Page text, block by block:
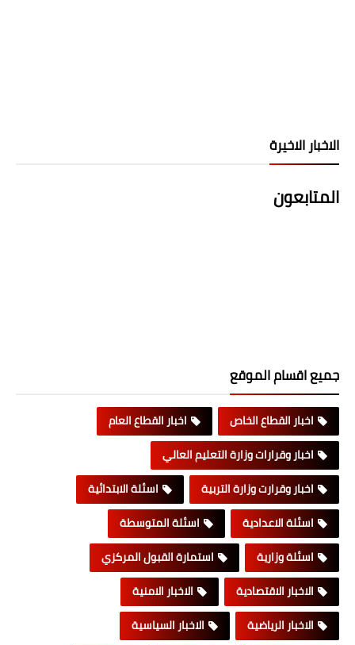
الاخبار الاخيرة
المتابعون
جميع اقسام الموقع
اخبار القطاع الخاص
اخبار القطاع العام
اخبار وقرارات وزارة التعليم العالي
اخبار وقرارت وزارة التربية
اسئلة الابتدائية
اسئلة الاعدادية
اسئلة المتوسطة
اسئلة وزارية
استمارة القبول المركزي
الاخبار الاقتصادية
الاخبار الامنية
الاخبار الرياضية
الاخبار السياسية